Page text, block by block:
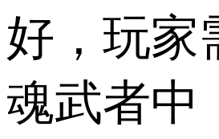
好，玩家
魂武者中